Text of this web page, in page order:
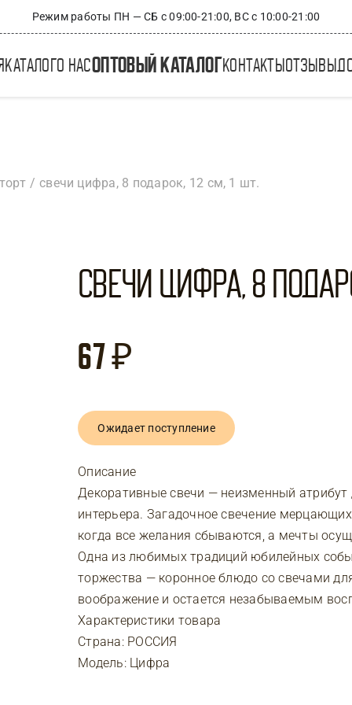
Режим работы ПН — СБ с 09:00-21:00, ВС с 10:00-21:00
каталого насоптовый каталогконтакты отзывы
свечи цифра, 8 подарок, 12 см, 1 шт.
Свечи Цифра, 8
67₽
Ожидает поступление
Описание
Декоративные свечи — неизменный
интерьера. Загадочное свечение
когда все желания сбываются, а мечты
Одна из любимых традиций юбилейных
торжества — коронное блюдо со свечами
воображение и остается незабываемым
Характеристики товара
Страна: РОССИЯ
Модель: Цифра